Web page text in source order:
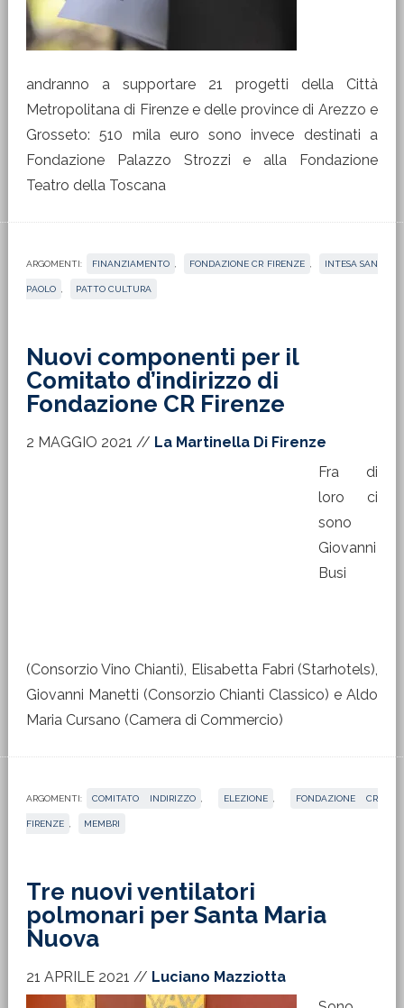
andranno a supportare 21 progetti della Città
Metropolitana di Firenze e delle province di Arezzo e
Grosseto: 510 mila euro sono invece destinati a
Fondazione Palazzo Strozzi e alla Fondazione
Teatro della Toscana
ARGOMENTI: FINANZIAMENTO FONDAZIONE CR FIRENZE INTESA SAN
PAOLO PATTO CULTURA
Nuovi componenti per il
Comitato d’indirizzo di
Fondazione CR Firenze
2 MAGGIO 2021 // La Martinella Di Firenze
Fra di
loro ci sono Giovanni Busi (Consorzio Vino Chianti),
Elisabetta Fabri (Starhotels), Giovanni Manetti
(Consorzio Chianti Classico) e Aldo Maria Cursano
FIRENZE , MEMBRI
Nuova
21 APRILE 2021
una